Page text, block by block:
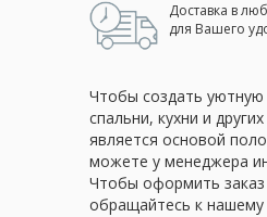
Доставка в
для Вашего
Чтобы создать уютную
спальни, кухни и
является основой
можете у менеджера
Чтобы оформить заказ
обращайтесь к